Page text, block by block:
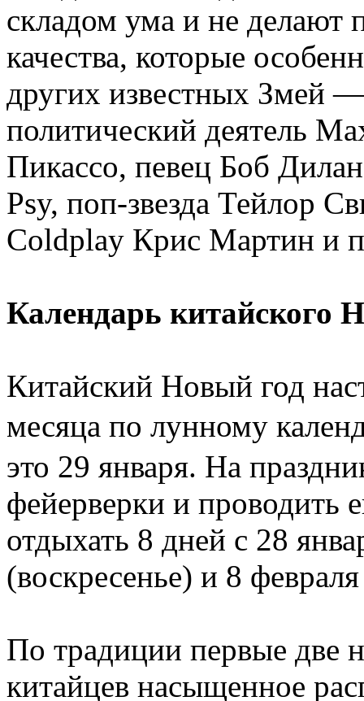
складом ума и не
качества, которые
других известных Змей
политический деятель
Пикассо, певец Боб
Psy, поп-звезда Тейлор
Coldplay Крис Мартин и
Календарь китайского
Китайский Новый год
месяца по лунному
это 29 января. На
фейерверки и проводить
отдыхать 8 дней с 28
(воскресенье) и 8
По традиции первые две
китайцев насыщенное